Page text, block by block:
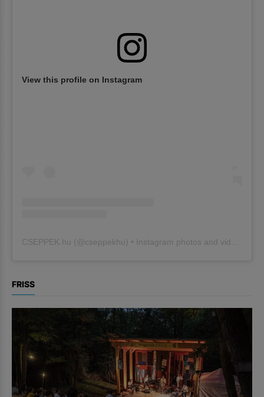
View this profile on Instagram
CSEPPEK.hu (@cseppekhu ) • Instagram photos and videos
FRISS